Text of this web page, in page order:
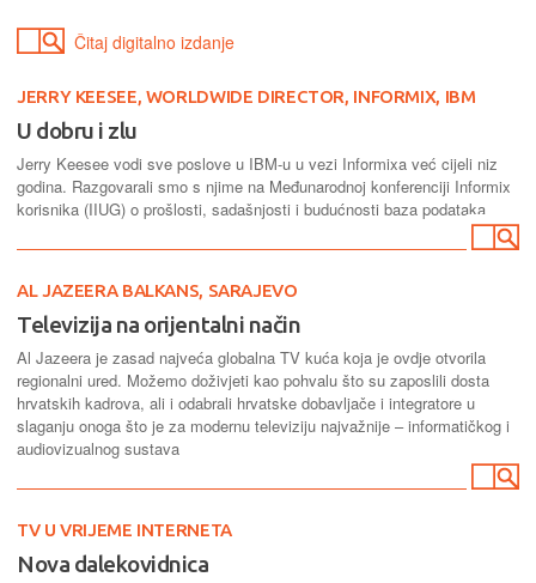
Čitaj digitalno izdanje
JERRY KEESEE, WORLDWIDE DIRECTOR, INFORMIX, IBM
U dobru i zlu
Jerry Keesee vodi sve poslove u IBM-u u vezi Informixa već cijeli niz
godina. Razgovarali smo s njime na Međunarodnoj konferenciji Informix
korisnika (IIUG) o prošlosti, sadašnjosti i budućnosti baza podataka
AL JAZEERA BALKANS, SARAJEVO
Televizija na orijentalni način
Al Jazeera je zasad najveća globalna TV kuća koja je ovdje otvorila
regionalni ured. Možemo doživjeti kao pohvalu što su zaposlili dosta
hrvatskih kadrova, ali i odabrali hrvatske dobavljače i integratore u
slaganju onoga što je za modernu televiziju najvažnije – informatičkog i
audiovizualnog sustava
TV U VRIJEME INTERNETA
Nova dalekovidnica